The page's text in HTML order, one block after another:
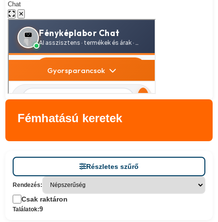
Chat
✕
Fémhatású keretek
Részletes szűrő
Rendezés:
Csak raktáron
Találatok:9